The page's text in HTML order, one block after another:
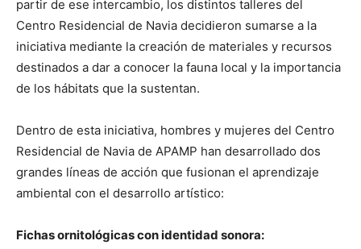
partir de ese intercambio, los distintos talleres del
Centro Residencial de Navia decidieron sumarse a la
iniciativa mediante la creación de materiales y recursos
destinados a dar a conocer la fauna local y la importancia
de los hábitats que la sustentan.
Dentro de esta iniciativa, hombres y mujeres del Centro
Residencial de Navia de APAMP han desarrollado dos
grandes líneas de acción que fusionan el aprendizaje
ambiental con el desarrollo artístico:
Fichas ornitológicas con identidad sonora: